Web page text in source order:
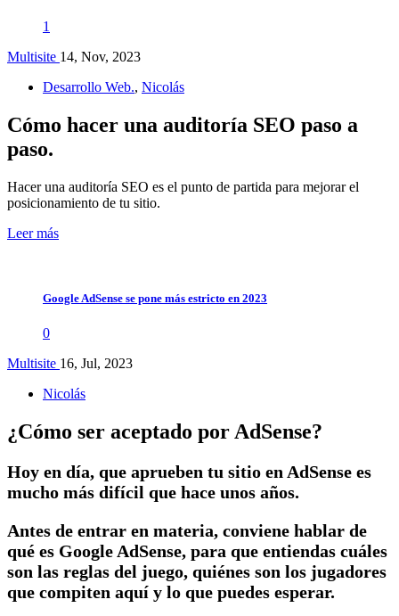
1
Multisite 14, Nov, 2023
Desarrollo Web., Nicolás
Cómo hacer una auditoría SEO paso a
paso.
Hacer una auditoría SEO es el punto de partida para mejorar el
posicionamiento de tu sitio.
Leer más
Google AdSense se pone más estricto en 2023
0
Multisite 16, Jul, 2023
Nicolás
¿Cómo ser aceptado por AdSense?
Hoy en día, que aprueben tu sitio en AdSense es
mucho más difícil que hace unos años.
Antes de entrar en materia, conviene hablar de
qué es Google AdSense, para que entiendas cuáles
son las reglas del juego, quiénes son los jugadores
que compiten aquí y lo que puedes esperar.